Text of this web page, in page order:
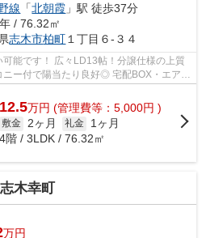
線 「北朝霞 」駅 徒歩37分
/ 76.32㎡
志木市柏町 １丁目６-３４
能です！ 広々LD13帖！分譲仕様の上質
ー付で陽当たり良好◎ 宅配BOX・エアコ
内にス...
12.5万円 (管理費等：5,000円 )
敷金 2ヶ月 礼金
1ヶ月
4階 / 3LDK / 76.32㎡
木幸町
万円